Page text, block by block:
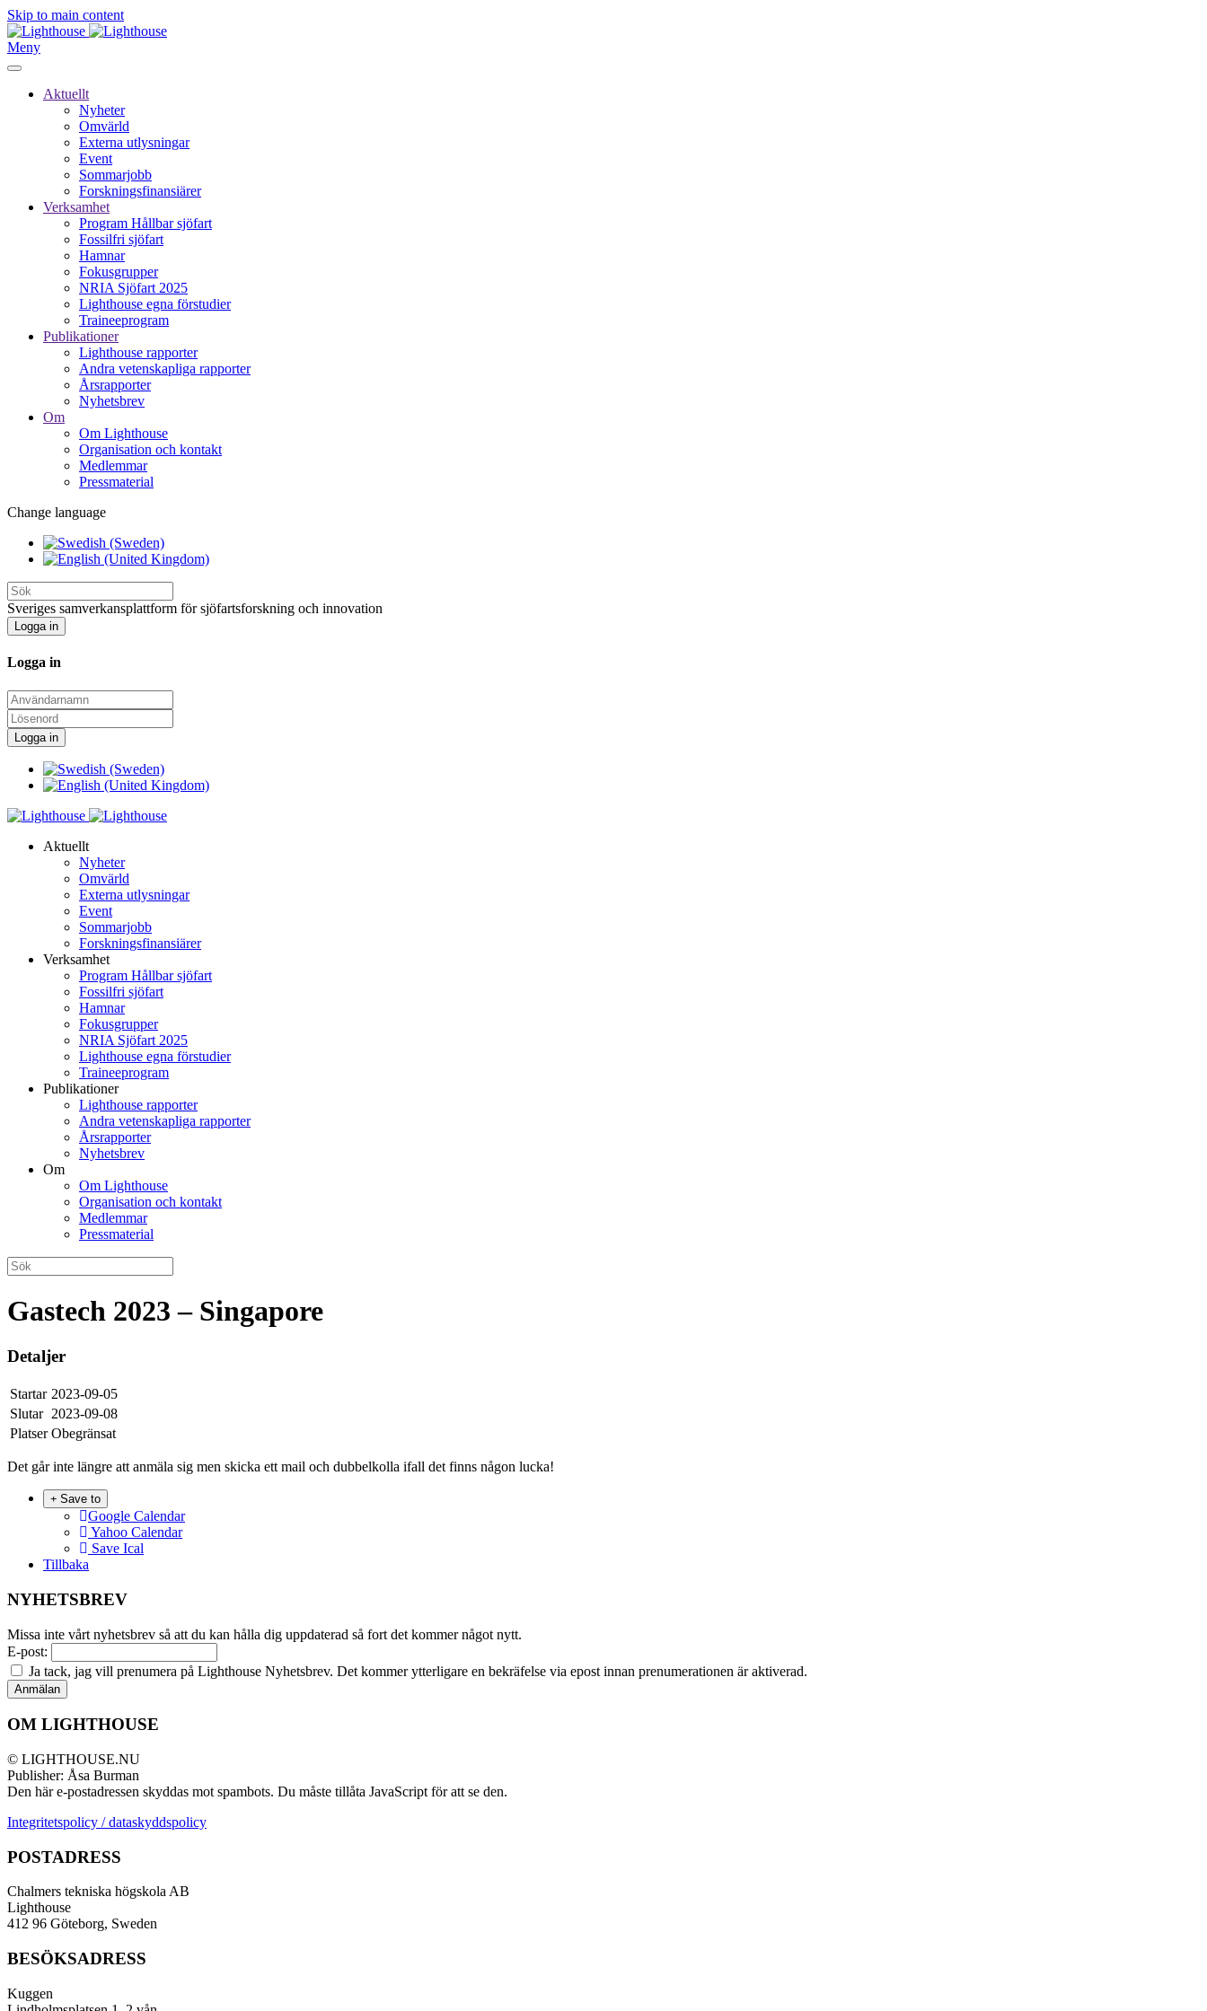
Skip to main content
Meny
Aktuellt
Nyheter
Omvärld
Externa utlysningar
Event
Sommarjobb
Forskningsfinansiärer
Verksamhet
Program Hållbar sjöfart
Fossilfri sjöfart
Hamnar
Fokusgrupper
NRIA Sjöfart 2025
Lighthouse egna förstudier
Traineeprogram
Publikationer
Lighthouse rapporter
Andra vetenskapliga rapporter
Årsrapporter
Nyhetsbrev
Om
Om Lighthouse
Organisation och kontakt
Medlemmar
Pressmaterial
Change language
Sveriges samverkansplattform för sjöfartsforskning och innovation
Logga in
Logga in
Logga in
Aktuellt
Nyheter
Omvärld
Externa utlysningar
Event
Sommarjobb
Forskningsfinansiärer
Verksamhet
Program Hållbar sjöfart
Fossilfri sjöfart
Hamnar
Fokusgrupper
NRIA Sjöfart 2025
Lighthouse egna förstudier
Traineeprogram
Publikationer
Lighthouse rapporter
Andra vetenskapliga rapporter
Årsrapporter
Nyhetsbrev
Om
Om Lighthouse
Organisation och kontakt
Medlemmar
Pressmaterial
Gastech 2023 – Singapore
Detaljer
Startar 2023-09-05
Slutar 2023-09-08
Platser Obegränsat
Det går inte längre att anmäla sig men skicka ett mail och dubbelkolla ifall det finns någon lucka!
Save to
Google Calendar
Yahoo Calendar
Save Ical
Tillbaka
NYHETSBREV
Missa inte vårt nyhetsbrev så att du kan hålla dig uppdaterad så fort det kommer något nytt.
E-post:
Ja tack, jag vill prenumera på Lighthouse Nyhetsbrev. Det kommer ytterligare en bekräfelse via epost innan prenumerationen är aktiverad.
OM LIGHTHOUSE
© LIGHTHOUSE.NU
Publisher: Åsa Burman
Den här e-postadressen skyddas mot spambots. Du måste tillåta JavaScript för att se den.
Integritetspolicy / dataskyddspolicy
POSTADRESS
Chalmers tekniska högskola AB
Lighthouse
412 96 Göteborg, Sweden
BESÖKSADRESS
Kuggen